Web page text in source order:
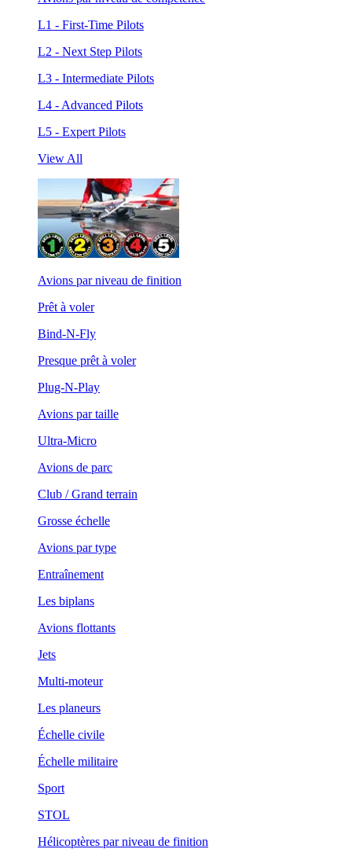
L1 - First-Time Pilots
L2 - Next Step Pilots
L3 - Intermediate Pilots
L4 - Advanced Pilots
L5 - Expert Pilots
View All
Avions par niveau de finition
Prêt à voler
Bind-N-Fly
Presque prêt à voler
Plug-N-Play
Avions par taille
Ultra-Micro
Avions de parc
Club / Grand terrain
Grosse échelle
Avions par type
Entraînement
Les biplans
Avions flottants
Jets
Multi-moteur
Les planeurs
Échelle civile
Échelle militaire
Sport
STOL
Hélicoptères par niveau de finition